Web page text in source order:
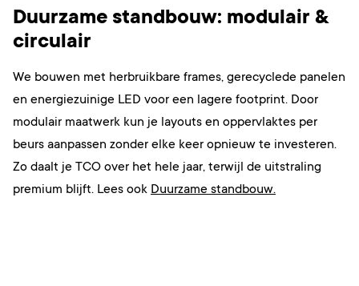
Duurzame standbouw: modulair &
circulair
We bouwen met herbruikbare frames, gerecyclede panelen
en energiezuinige LED voor een lagere footprint. Door
modulair maatwerk kun je layouts en oppervlaktes per
beurs aanpassen zonder elke keer opnieuw te investeren.
Zo daalt je TCO over het hele jaar, terwijl de uitstraling
premium blijft. Lees ook Duurzame standbouw.